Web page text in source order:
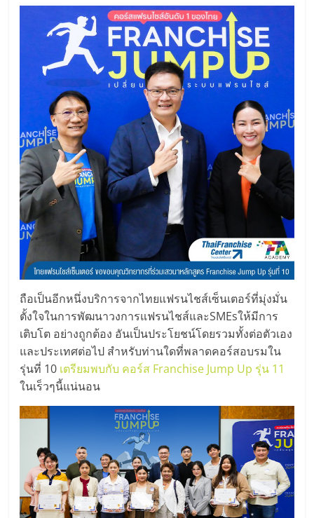
ลงทุน
ปรึกษา
ลงทุน
และ
ขยาย
สา
ขา
แฟ
รน
ไชส์,
ศูนย์
รวม
แฟ
รน
พร้อม
ทำเล
สำหรับ
เปิด
ปรึกษา
บริการ
พัฒนา
ระบบ
ถือเป็นอีกหนึ่งบริการจากไทยแฟรนไชส์เซ็นเตอร์ที่มุ่งมั่น
ตั้งใจในการพัฒนาวงการแฟรนไชส์และSMEsให้มีการ
เติบโต อย่างถูกต้อง อันเป็นประโยชน์โดยรวมทั้งต่อตัวเอง
และประเทศต่อไป สำหรับท่านใดที่พลาดคอร์สอบรมใน
รุ่นที่ 10 เตรียมพบกับ คอร์ส Franchise Jump Up รุ่น 11
ในเร็วๆนี้แน่นอน